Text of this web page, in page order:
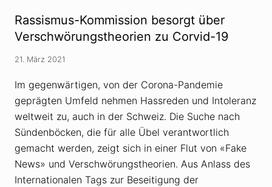
r
u
n
s
e
o
r
i
e
n
»
w
ö
r
u
n
s
i
d
e
o
l
g
e
A
t
Rassismus-Kommission besorgt über
Verschwörungstheorien zu Corvid-19
21. März 2021
Im gegenwärtigen, von der Corona-Pandemie
geprägten Umfeld nehmen Hassreden und Intoleranz
weltweit zu, auch in der Schweiz. Die Suche nach
Sündenböcken, die für alle Übel verantwortlich
gemacht werden, zeigt sich in einer Flut von «Fake
News» und Verschwörungstheorien. Aus Anlass des
Internationalen Tags zur Beseitigung der